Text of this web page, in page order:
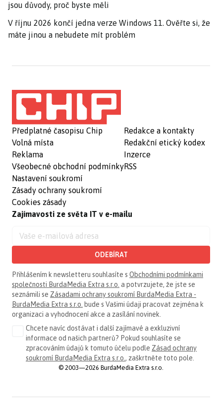
jsou důvody, proč byste měli
V říjnu 2026 končí jedna verze Windows 11. Ověřte si, že
máte jinou a nebudete mít problém
Předplatné časopisu Chip
Volná místa
Reklama
Všeobecné obchodní podmínky
Nastavení soukromí
Zásady ochrany soukromí
Cookies zásady
Redakce a kontakty
Redakční etický kodex
Inzerce
RSS
Zajímavosti ze světa IT v e-mailu
ODEBÍRAT
Přihlášením k newsletteru souhlasíte s Obchodními podmínkami
společnosti BurdaMedia Extra s.r.o. a potvrzujete, že jste se
seznámili se Zásadami ochrany soukromí BurdaMedia Extra -
BurdaMedia Extra s.r.o. bude s Vašimi údaji pracovat zejména k
organizaci a vyhodnocení akce a zasílání novinek.
Chcete navíc dostávat i další zajímavé a exkluzivní
informace od našich partnerů? Pokud souhlasíte se
zpracováním údajů k tomuto účelu podle Zásad ochrany
soukromí BurdaMedia Extra s.r.o., zaškrtněte toto pole.
© 2003—2026 BurdaMedia Extra s.r.o.